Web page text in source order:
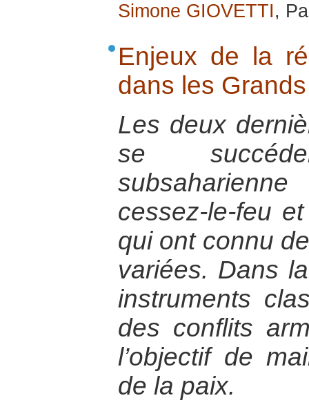
Simone GIOVETTI,
Enjeux de la
dans les
Les deux
se
cessez-le-feu
qui ont connu
variées. Dans
instruments
des conflits
l’objectif de
de la paix.